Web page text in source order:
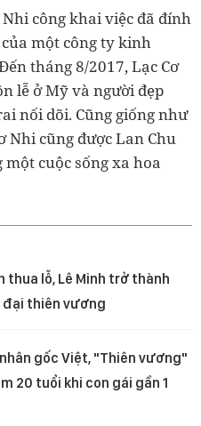
công khai việc đã đính
một công ty kinh
tháng 8/2017, Lạc Cơ
lễ ở Mỹ và người đẹp
nối dõi. Cũng giống như
Nhi cũng được Lan Chu
cuộc sống xa hoa
thua lỗ, Lê Minh trở thành
thiên vương
gốc Việt, "Thiên vương"
20 tuổi khi con gái gần 1